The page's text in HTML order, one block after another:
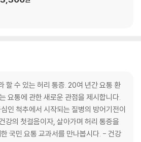
할 수 있는 허리 통증. 20여 년간 요통 환
요통에 관한 새로운 관점을 제시합니다.
인 척추에서 시작되는 질병의 방어기전이
강의 첫걸음이자, 살아가며 허리 통증을
국민 요통 교과서를 만나봅시다. - 건강